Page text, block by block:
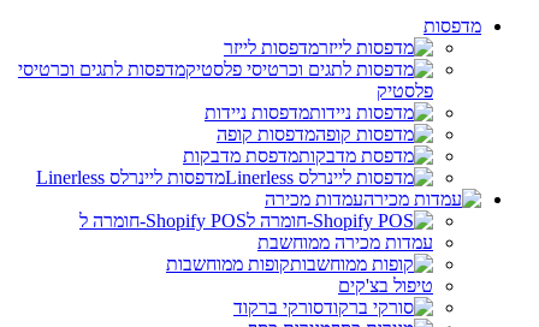
מדפסות
מדפסות לייזר
מדפסות לתגים וכרטיסי
פלסטיק
מדפסות ניידות
מדפסות קופה
מדפסת מדבקות
מדפסות ליינרלס Linerless
עמדות מכירה
Shopify POS-חומרה ל
עמדות מכירה ממוחשבת
קופות ממוחשבות
טיפול בצ'קים
סורקי ברקוד